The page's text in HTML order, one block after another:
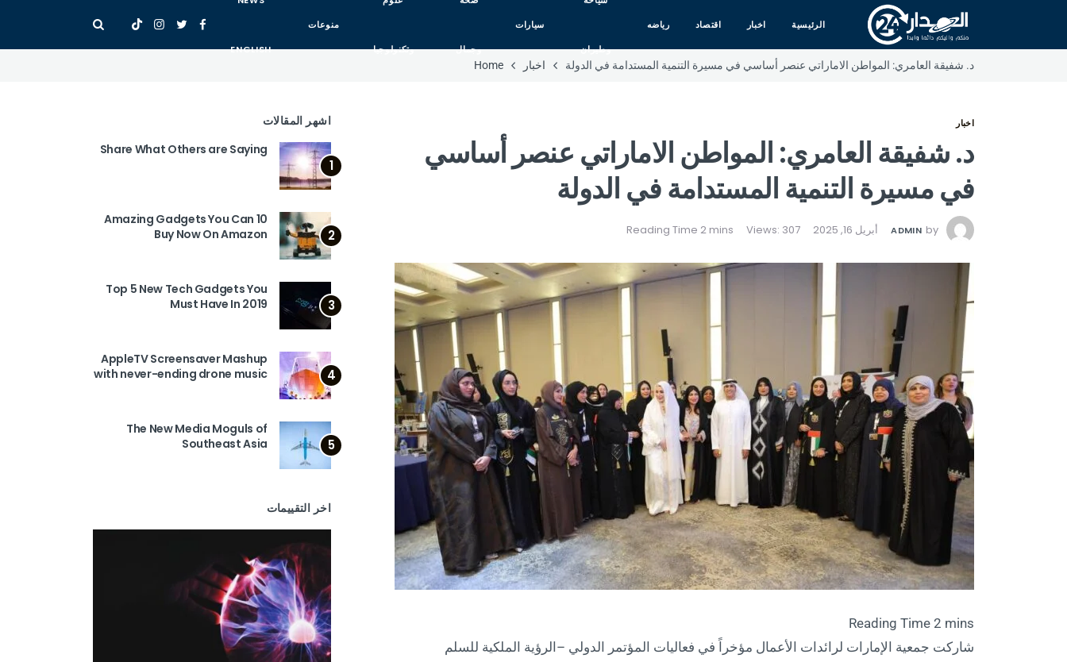
الرئيسية اخبار اقتصاد رياضه
وطيران
سيارات
وجمال وتكنولوجيا
منوعات
ENGLISH
د. شفيقة العامري: المواطن الاماراتي عنصر أساسي في مسيرة التنمية المستدامة في الدولة
اخبار Home
اخبار
د. شفيقة العامري: المواطن الاماراتي عنصر أساسي
في مسيرة التنمية المستدامة في الدولة
by
ADMIN أبريل 16, 2025 Views: 307
شاركت جمعية الإمارات لرائدات الأعمال مؤخراً في فعاليات المؤتمر الدولي –الرؤية الملكية للسلم
اشهر المقالات
1
Share What Others are Saying
2
10 Amazing Gadgets You Can
Buy Now On Amazon
3
Top 5 New Tech Gadgets You
Must Have In 2019
4
AppleTV Screensaver Mashup
with never-ending drone music
5
The New Media Moguls of
Southeast Asia
اخر التقييمات